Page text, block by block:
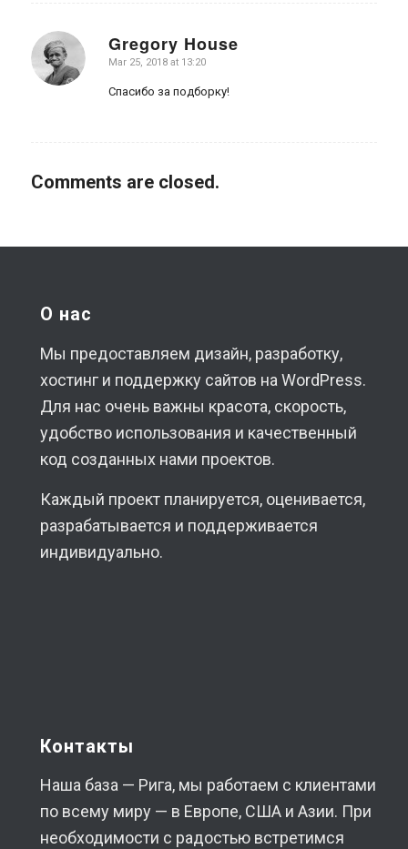
Gregory House
says:
Mar 25, 2018 at 13:20
Спасибо за подборку!
Comments are closed.
О нас
Мы предоставляем дизайн, разработку,
хостинг и поддержку сайтов на WordPress.
Для нас очень важны красота, скорость,
удобство использования и качественный
код созданных нами проектов.
Каждый проект планируется, оценивается,
разрабатывается и поддерживается
индивидуально.
Контакты
Наша база — Рига, мы работаем с клиентами
по всему миру — в Европе, США и Азии. При
необходимости с радостью встретимся